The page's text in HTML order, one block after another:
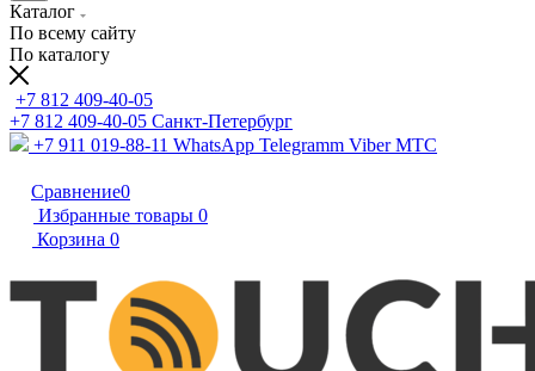
Каталог
По всему сайту
По каталогу
+7 812 409-40-05
+7 812 409-40-05 Санĸт-Петербург
+7 911 019-88-11 WhatsApp Telegramm Viber МТС
Сравнение0
Избранные товары 0
Корзина 0